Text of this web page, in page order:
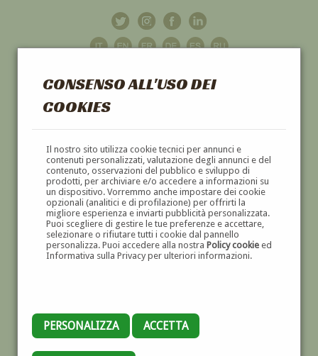
CONSENSO ALL'USO DEI
COOKIES
Il nostro sito utilizza cookie tecnici per annunci e
contenuti personalizzati, valutazione degli annunci e del
contenuto, osservazioni del pubblico e sviluppo di
prodotti, per archiviare e/o accedere a informazioni su
un dispositivo. Vorremmo anche impostare dei cookie
opzionali (analitici e di profilazione) per offrirti la
migliore esperienza e inviarti pubblicità personalizzata.
Puoi scegliere di gestire le tue preferenze e accettare,
selezionare o rifiutare tutti i cookie dal pannello
personalizza. Puoi accedere alla nostra Policy cookieed
Informativa sulla Privacy per ulteriori informazioni.
PERSONALIZZA ACCETTA
GALLERIAD'ARTE
DIPINTI E SCULTURE '800 E '900